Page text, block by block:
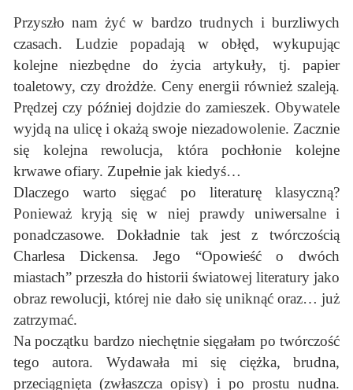
Przyszło nam żyć w bardzo trudnych i burzliwych
czasach. Ludzie popadają w obłęd, wykupując
kolejne niezbędne do życia artykuły, tj. papier
toaletowy, czy drożdże. Ceny energii również szaleją.
Prędzej czy później dojdzie do zamieszek. Obywatele
wyjdą na ulicę i okażą swoje niezadowolenie. Zacznie
się kolejna rewolucja, która pochłonie kolejne
krwawe ofiary. Zupełnie jak kiedyś…
Dlaczego warto sięgać po literaturę klasyczną?
Ponieważ kryją się w niej prawdy uniwersalne i
ponadczasowe. Dokładnie tak jest z twórczością
Charlesa Dickensa. Jego “Opowieść o dwóch
miastach” przeszła do historii światowej literatury jako
obraz rewolucji, której nie dało się uniknąć oraz… już
zatrzymać.
Na początku bardzo niechętnie sięgałam po twórczość
tego autora. Wydawała mi się ciężka, brudna,
przeciągnięta (zwłaszcza opisy) i po prostu nudna.